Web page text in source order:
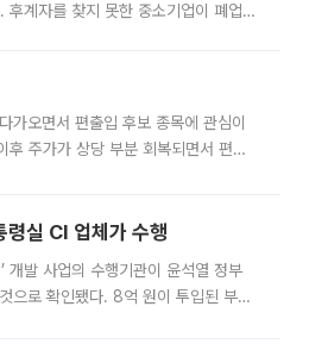
계자를 찾지 못한 중소기업이 폐업
오면서 편출입 후보 종목에 관심이
주가가 상당 부분 회복되면서 편입
실 CI 업체가 수행
발 사업의 수행기관이 윤석열 정부
으로 확인됐다. 8억 원이 투입된 부산